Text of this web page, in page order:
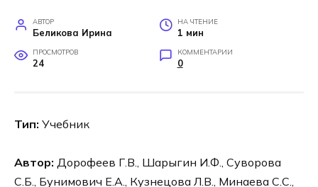
АВТОР
Беликова Ирина
НА ЧТЕНИЕ
1 мин
ПРОСМОТРОВ
24
КОММЕНТАРИИ
0
Тип: Учебник
Автор: Дорофеев Г.В., Шарыгин И.Ф., Суворова
С.Б., Бунимович Е.А., Кузнецова Л.В., Минаева С.С.,